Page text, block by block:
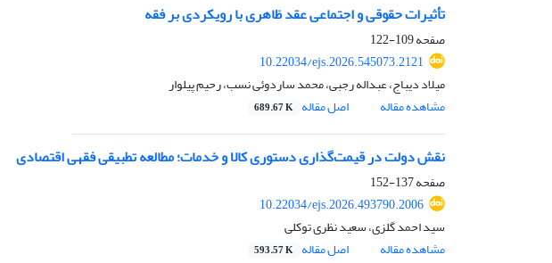
تأثیرات حقوقی و اجتماعی عقد ظاهری با رویکردی بر فقه
صفحه109-122
10.22034/ejs.2026.545073.2121
میلاد دیباج، عبداله رجبی، محمد ساردوئی نسب، رحیم پیلوار
مشاهده مقاله
اصل مقاله 689.67 K
نقش دولت در قیمت‌گذاری دستوری کالا و خدمات؛ مطالعه تطبیقی فقهی اقتصادی
صفحه137-152
10.22034/ejs.2026.493790.2006
سید احمد گلزی، سعید نظری توکلی
مشاهده مقاله
اصل مقاله 593.57 K